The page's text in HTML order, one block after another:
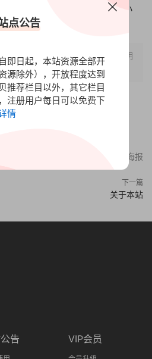
8个小时内，最迟不会超过12小
，非常感谢你的支持。
blog/299.html，转载请注明
赏
分享海报
下一篇
关于本站
告 VIP会员
点公告
即日起，本站资源全部开
源除外），开放程度达到
推荐栏目以外，其它栏目
注册用户每日可以免费下
情